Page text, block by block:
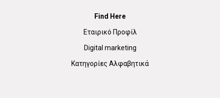
Find Here
Εταιρικό Προφίλ
Digital marketing
Κατηγορίες Αλφαβητικά